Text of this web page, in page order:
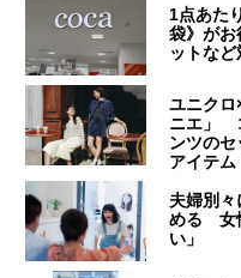
1点あた
袋》が
ットな
ユニクロ
ニエ」
ンツの
アイテム
夫婦別
める 女
い」